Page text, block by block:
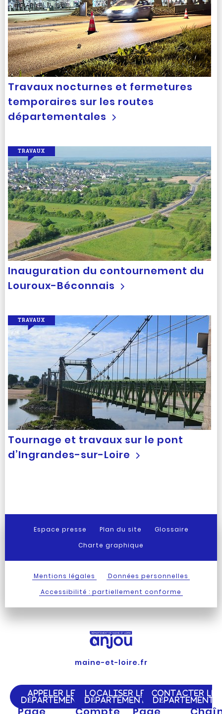
Travaux nocturnes et fermetures
temporaires sur les routes
départementales
Inauguration du contournement du
Louroux-Béconnais
TRAVAUX
Tournage et travaux sur le pont
d’Ingrandes-sur-Loire
TRAVAUX
Espace presse Plan du site
Glossaire
Charte graphique
Mentions légales
Données personnelles
Accessibilité : partiellement conforme
maine-et-loire.fr
APPELER LE
DÉPARTEMENT
LOCALISER LE
DÉPARTEMENT
CONTACTER LE
DÉPARTEMENT